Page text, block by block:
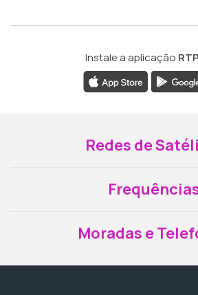
Instale a aplicação
Redes de
Moradas e